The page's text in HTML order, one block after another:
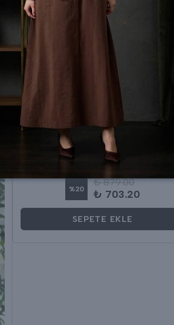
FOLLOW PAÇA DÜĞMELLİ PANTOLON
%20
₺ 879.00
₺ 703.20
SEPETE EKLE